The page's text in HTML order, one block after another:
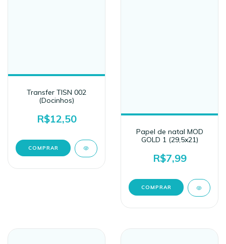
Transfer TISN 002
(Docinhos)
R$12,50
Papel de natal MOD
GOLD 1 (29,5x21)
R$7,99